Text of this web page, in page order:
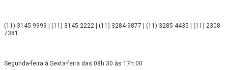
(11) 3145-9999 | (11) 3145-2222 | (11) 3284-9877 | (11) 3285-4435 | (11) 2308-
7381
Segunda-feira à Sexta-feira das 08h:30 às 17h:00